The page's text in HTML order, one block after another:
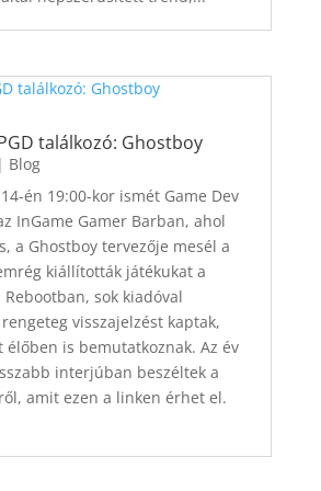
találkozó: Ghostboy
| Blog
én 19:00-kor ismét Game Dev
InGame Gamer Barban, ahol
a Ghostboy tervezője mesél a
kiállították játékukat a
sok kiadóval
visszajelzést kaptak,
is bemutatkoznak. Az év
interjúban beszéltek a
amit ezen a linken érhet el.